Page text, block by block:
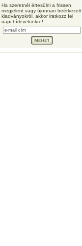
Ha szeretnél értesülni a frissen
megjelent vagy újonnan beérkezett
kiadványokról, akkor iratkozz fel
napi hírlevelünkre!